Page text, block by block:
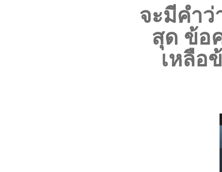
จะมีคำ
สุด ข้อ
เหลือ